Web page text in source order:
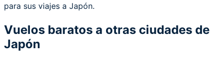
para sus viajes a Japón.
Vuelos baratos a otras ciudades de
Japón